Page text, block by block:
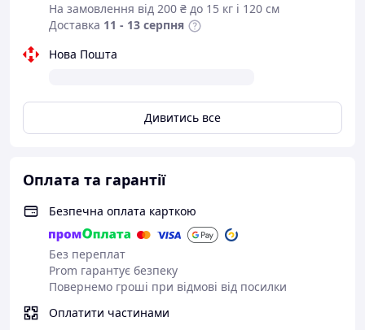
На замовлення від 200 ₴ до 15 кг і 120 см
Доставка 11 - 13 серпня
Нова Пошта
Дивитись все
Оплата та гарантії
Безпечна оплата карткою
Без переплат
Prom гарантує безпеку
Повернемо гроші при відмові від посилки
Оплатити частинами